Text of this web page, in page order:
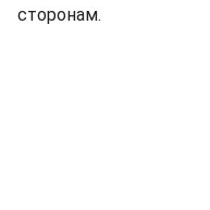
сторонам.